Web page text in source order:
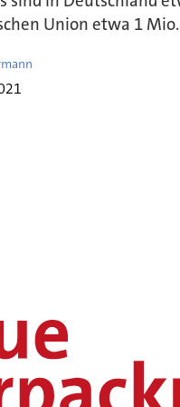
Union etwa 1